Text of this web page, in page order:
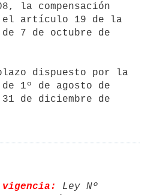
la compensación
el artículo 19 de la
de 7 de octubre de
dispuesto por la
1º de agosto de
de diciembre de
Ley Nº